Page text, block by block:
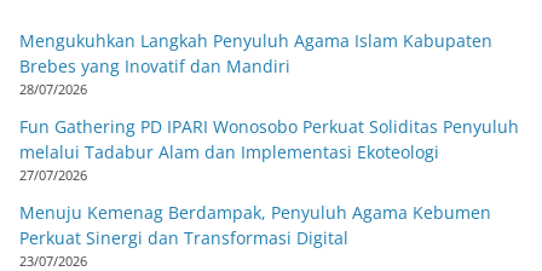
Mengukuhkan Langkah Penyuluh Agama Islam Kabupaten
Brebes yang Inovatif dan Mandiri
28/07/2026
Fun Gathering PD IPARI Wonosobo Perkuat Soliditas Penyuluh
melalui Tadabur Alam dan Implementasi Ekoteologi
27/07/2026
Menuju Kemenag Berdampak, Penyuluh Agama Kebumen
Perkuat Sinergi dan Transformasi Digital
23/07/2026